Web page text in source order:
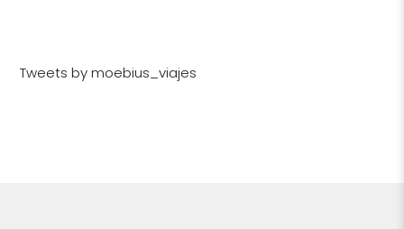
Tweets by moebius_viajes